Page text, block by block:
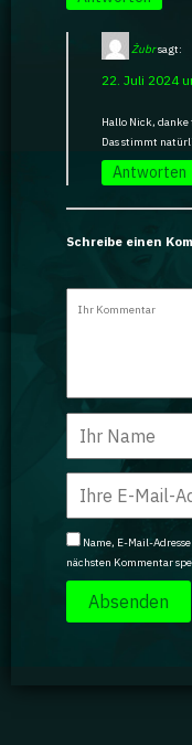
Żubrsagt:
22. Juli 2024
Hallo Nick,
Das stimmt
Antworten
Schreibe einen
Name, E-Mail-
nächsten Kommentar